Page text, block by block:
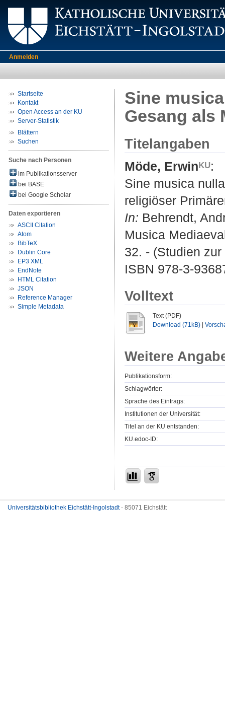
Anmelden
Startseite
Kontakt
Open Access an der KU
Server-Statistik
Blättern
Suchen
Suche nach Personen
im Publikationsserver
bei BASE
bei Google Scholar
Daten exportieren
ASCII Citation
Atom
BibTeX
Dublin Core
EP3 XML
EndNote
HTML Citation
JSON
Reference Manager
Simple Metadata
Sine
Gesang als
Titelangaben
Möde, Erwin
:
Sine musica
religiöser
In: Behrendt,
Musica
32. - (Studien
ISBN 978-3-
Volltext
Text (PDF)
Download (71kB)
Weitere
Publikationsform:
Schlagwörter:
Sprache des Eintrags:
Institutionen der Universität:
Titel an der KU entstanden:
KU.edoc-ID:
Universitätsbibliothek Eichstätt-Ingolstadt- 85071 Eichstätt